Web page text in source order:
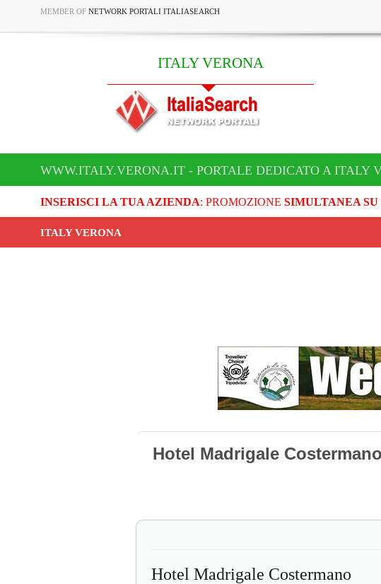
MEMBER OF NETWORK PORTALI ITALIASEARCH
ITALY VERONA
WWW.ITALY.VERONA.IT - PORTALE DEDICATO A ITALY
INSERISCI LA TUA AZIENDA: PROMOZIONE SIMULTANEA
ITALY VERONA
Hotel Madrigale Costermano
Hotel Madrigale Costermano